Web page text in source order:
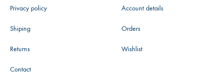
Privacy policy
Shiping
Returns
Contact
Account details
Orders
Wishlist